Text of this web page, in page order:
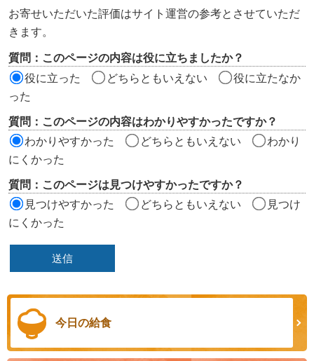
ン
ツ
評
価
ア
お寄せいただいた評価はサイト運営の参考とさせていただ
きます。
質問：このページの内容は役に立ちましたか？
役に立った
どちらともいえない
役に立たなか
った
質問：このページの内容はわかりやすかったですか？
わかりやすかった
どちらともいえない
わかり
にくかった
質問：このページは見つけやすかったですか？
見つけやすかった
どちらともいえない
見つけ
にくかった
今日の給食